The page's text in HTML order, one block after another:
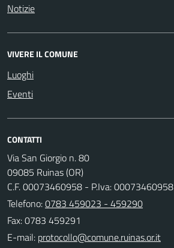
Notizie
VIVERE IL COMUNE
Luoghi
Eventi
CONTATTI
Via San Giorgio n. 80
09085 Ruinas (OR)
C.F. 00073460958 - P.Iva: 00073460958
Telefono:0783 459023 - 459290
Fax: 0783 459291
E-mail: